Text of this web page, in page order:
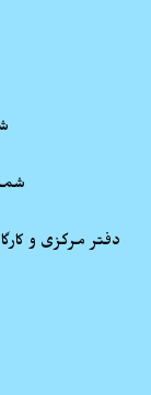
دفتر مرکزی و کارگاه :